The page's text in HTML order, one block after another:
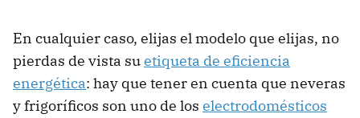
En cualquier caso, elijas el modelo que elijas, no
pierdas de vista suetiqueta de eficiencia
energética: hay que tener en cuenta que neveras
y frigoríficos son uno de los electrodomésticos